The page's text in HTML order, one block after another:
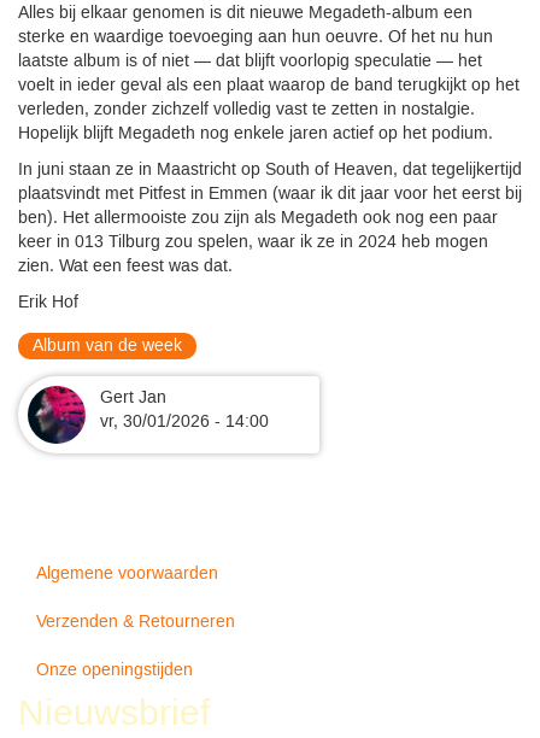
Alles bij elkaar genomen is dit nieuwe Megadeth-album een
sterke en waardige toevoeging aan hun oeuvre. Of het nu hun
laatste album is of niet — dat blijft voorlopig speculatie — het
voelt in ieder geval als een plaat waarop de band terugkijkt op het
verleden, zonder zichzelf volledig vast te zetten in nostalgie.
Hopelijk blijft Megadeth nog enkele jaren actief op het podium.
In juni staan ze in Maastricht op South of Heaven, dat tegelijkertijd
plaatsvindt met Pitfest in Emmen (waar ik dit jaar voor het eerst bij
ben). Het allermooiste zou zijn als Megadeth ook nog een paar
keer in 013 Tilburg zou spelen, waar ik ze in 2024 heb mogen
zien. Wat een feest was dat.
Erik Hof
Album van de week
Gert Jan
vr, 30/01/2026 - 14:00
Algemene voorwaarden
Verzenden & Retourneren
Onze openingstijden
Nieuwsbrief